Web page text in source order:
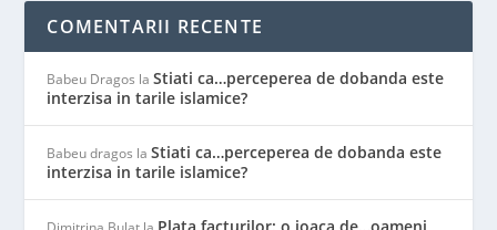
COMENTARII RECENTE
Babeu Dragos laStiati ca…perceperea de dobanda este
interzisa in tarile islamice?
Babeu dragos laStiati ca…perceperea de dobanda este
interzisa in tarile islamice?